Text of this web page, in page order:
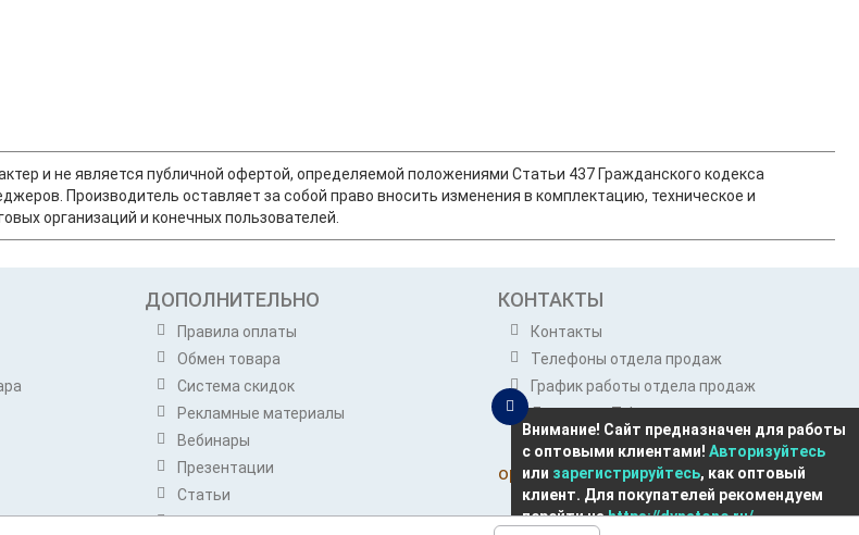
и не является публичной офертой, определяемой положениями Статьи 437 Гражданского кодекса
Производитель оставляет за собой право вносить изменения в комплектацию, техническое и
организаций и конечных пользователей.
ДОПОЛНИТЕЛЬНО
Правила оплаты
Обмен товара
Система скидок
Рекламные материалы
Вебинары
Презентации
Статьи
Бренды
КОНТАКТЫ
Контакты
Телефоны отдела продаж
График работы отдела продаж
Динатон в Telegram
Розничным покупателям
opt@dynatone.ru
Внимание! Сайт предназначен для работы
с оптовыми клиентами! Авторизуйтесь
или зарегистрируйтесь, как оптовый
клиент. Для покупателей рекомендуем
перейти наhttps://dynatone.ru/